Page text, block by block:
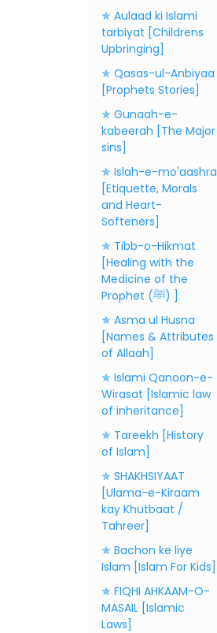
✯ Aulaad ki Islami
tarbiyat [Childrens
Upbringing]
✯ Qasas-ul-Anbiyaa
[Prophets Stories]
✯ Gunaah-e-
kabeerah [The Major
sins]
✯ Islah-e-mo'aashra
[Etiquette, Morals
and Heart-
Softeners]
✯ Tibb-o-Hikmat
[Healing with the
Medicine of the
Prophet (ﷺ) ]
✯ Asma ul Husna
[Names & Attributes
of Allaah]
✯ Islami Qanoon-e-
Wirasat [Islamic law
of inheritance]
✯ Tareekh [History
of Islam]
✯ SHAKHSIYAAT
[Ulama-e-Kiraam
kay Khutbaat /
Tahreer]
✯ Bachon ke liye
Islam [Islam For Kids]
✯ FIQHI AHKAAM-O-
MASAIL [Islamic
Laws]